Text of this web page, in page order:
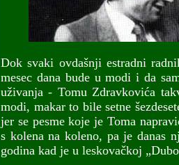
Dok svaki ovdašnji estradni
mesec dana bude u modi i da
uživanja - Tomu Zdravkovića
modi, makar to bile setne
jer se pesme koje je Toma
s kolena na koleno, pa je danas
godina kad je u leskovačkoj